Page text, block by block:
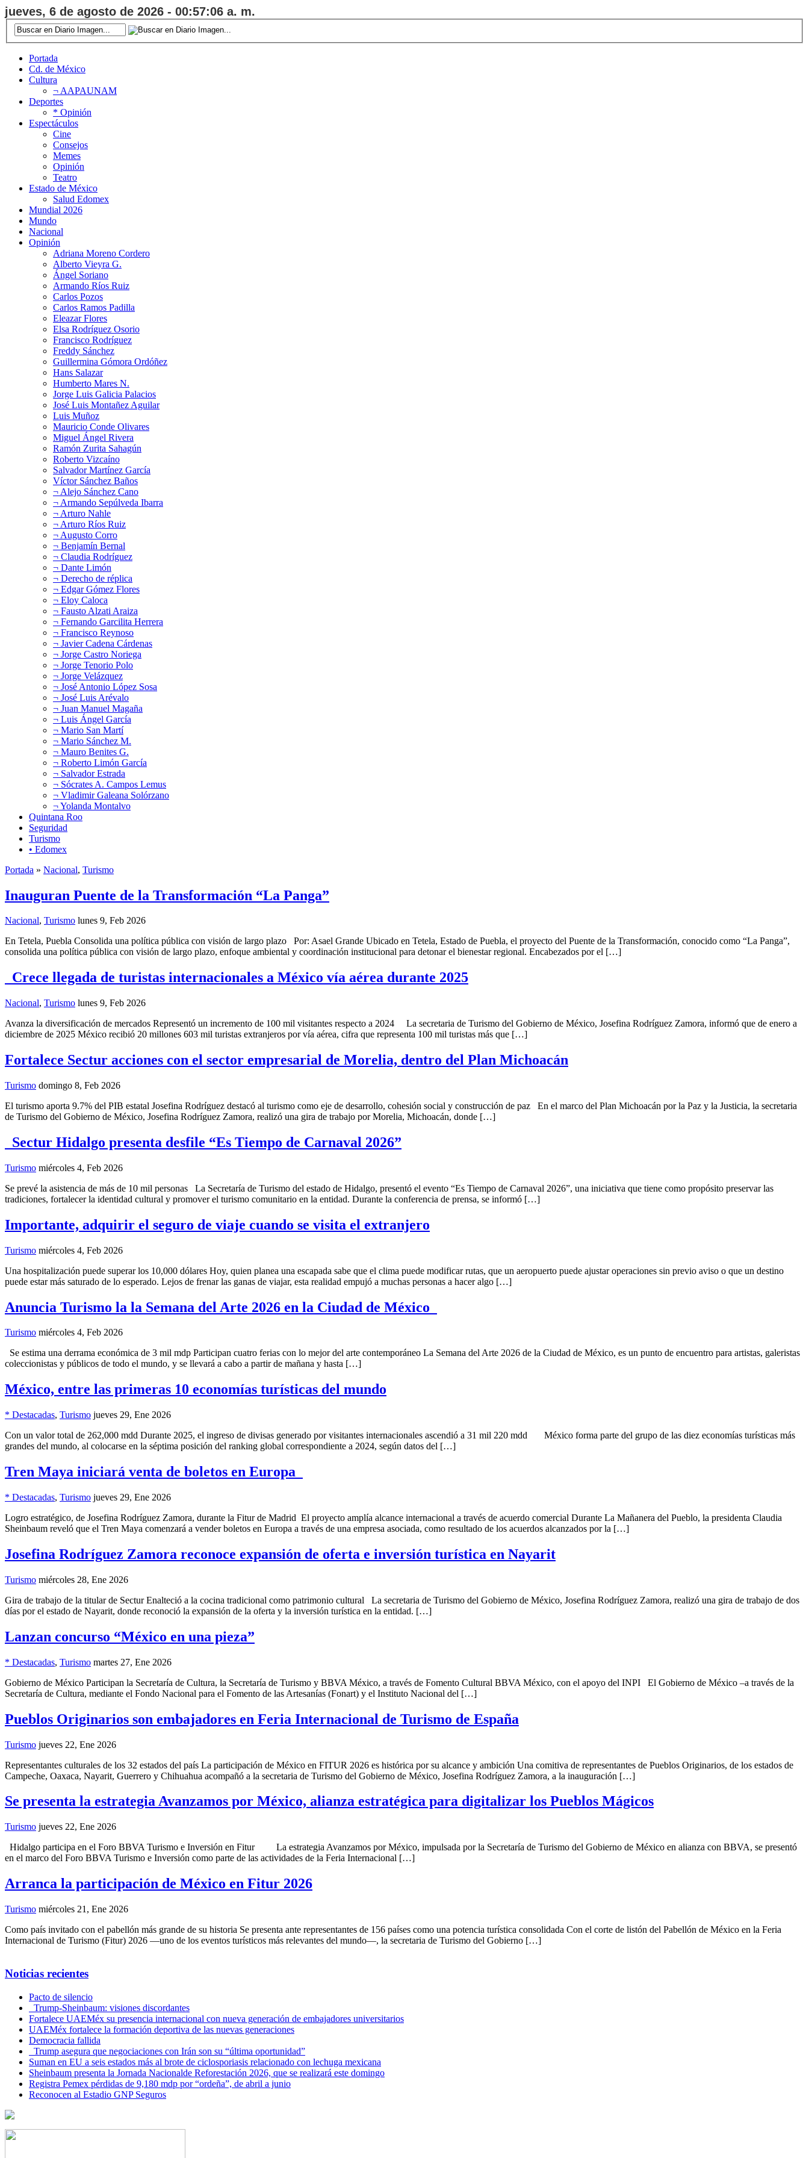
jueves, 6 de agosto de 2026 - 00:57:07 a. m.
Portada
Cd. de México
Cultura
¬ AAPAUNAM
Deportes
* Opinión
Espectáculos
Cine
Consejos
Memes
Opinión
Teatro
Estado de México
Salud Edomex
Mundial 2026
Mundo
Nacional
Opinión
Adriana Moreno Cordero
Alberto Vieyra G.
Ángel Soriano
Armando Ríos Ruiz
Carlos Pozos
Carlos Ramos Padilla
Eleazar Flores
Elsa Rodríguez Osorio
Francisco Rodríguez
Freddy Sánchez
Guillermina Gómora Ordóñez
Hans Salazar
Humberto Mares N.
Jorge Luis Galicia Palacios
José Luis Montañez Aguilar
Luis Muñoz
Mauricio Conde Olivares
Miguel Ángel Rivera
Ramón Zurita Sahagún
Roberto Vizcaíno
Salvador Martínez García
Víctor Sánchez Baños
¬ Alejo Sánchez Cano
¬ Armando Sepúlveda Ibarra
¬ Arturo Nahle
¬ Arturo Ríos Ruiz
¬ Augusto Corro
¬ Benjamín Bernal
¬ Claudia Rodríguez
¬ Dante Limón
¬ Derecho de réplica
¬ Edgar Gómez Flores
¬ Eloy Caloca
¬ Fausto Alzati Araiza
¬ Fernando Garcilita Herrera
¬ Francisco Reynoso
¬ Javier Cadena Cárdenas
¬ Jorge Castro Noriega
¬ Jorge Tenorio Polo
¬ Jorge Velázquez
¬ José Antonio López Sosa
¬ José Luis Arévalo
¬ Juan Manuel Magaña
¬ Luis Ángel García
¬ Mario San Martí
¬ Mario Sánchez M.
¬ Mauro Benites G.
¬ Roberto Limón García
¬ Salvador Estrada
¬ Sócrates A. Campos Lemus
¬ Vladimir Galeana Solórzano
¬ Yolanda Montalvo
Quintana Roo
Seguridad
Turismo
• Edomex
Portada » Nacional, Turismo
Inauguran Puente de la Transformación “La Panga”
Nacional, Turismo lunes 9, Feb 2026
En Tetela, Puebla Consolida una política pública con visión de largo plazo Por: Asael Grande Ubicado en Tetela, Estado de Puebla, el proyecto del Puente de la Transformación, conocido como “La Panga”,
consolida una política pública con visión de largo plazo, enfoque ambiental y coordinación institucional para detonar el bienestar regional. Encabezados por el […]
Crece llegada de turistas internacionales a México vía aérea durante 2025
Nacional, Turismo lunes 9, Feb 2026
Avanza la diversificación de mercados Representó un incremento de 100 mil visitantes respecto a 2024 La secretaria de Turismo del Gobierno de México, Josefina Rodríguez Zamora, informó que de enero a
diciembre de 2025 México recibió 20 millones 603 mil turistas extranjeros por vía aérea, cifra que representa 100 mil turistas más que […]
Fortalece Sectur acciones con el sector empresarial de Morelia, dentro del Plan Michoacán
Turismo domingo 8, Feb 2026
El turismo aporta 9.7% del PIB estatal Josefina Rodríguez destacó al turismo como eje de desarrollo, cohesión social y construcción de paz En el marco del Plan Michoacán por la Paz y la Justicia, la secretaria
de Turismo del Gobierno de México, Josefina Rodríguez Zamora, realizó una gira de trabajo por Morelia, Michoacán, donde […]
Sectur Hidalgo presenta desfile “Es Tiempo de Carnaval 2026”
Turismo miércoles 4, Feb 2026
Se prevé la asistencia de más de 10 mil personas La Secretaría de Turismo del estado de Hidalgo, presentó el evento “Es Tiempo de Carnaval 2026”, una iniciativa que tiene como propósito preservar las
tradiciones, fortalecer la identidad cultural y promover el turismo comunitario en la entidad. Durante la conferencia de prensa, se informó […]
Importante, adquirir el seguro de viaje cuando se visita el extranjero
Turismo miércoles 4, Feb 2026
Una hospitalización puede superar los 10,000 dólares Hoy, quien planea una escapada sabe que el clima puede modificar rutas, que un aeropuerto puede ajustar operaciones sin previo aviso o que un destino
puede estar más saturado de lo esperado. Lejos de frenar las ganas de viajar, esta realidad empujó a muchas personas a hacer algo […]
Anuncia Turismo la la Semana del Arte 2026 en la Ciudad de México
Turismo miércoles 4, Feb 2026
Se estima una derrama económica de 3 mil mdp Participan cuatro ferias con lo mejor del arte contemporáneo La Semana del Arte 2026 de la Ciudad de México, es un punto de encuentro para artistas, galeristas
coleccionistas y públicos de todo el mundo, y se llevará a cabo a partir de mañana y hasta […]
México, entre las primeras 10 economías turísticas del mundo
* Destacadas, Turismo jueves 29, Ene 2026
Con un valor total de 262,000 mdd Durante 2025, el ingreso de divisas generado por visitantes internacionales ascendió a 31 mil 220 mdd México forma parte del grupo de las diez economías turísticas más
grandes del mundo, al colocarse en la séptima posición del ranking global correspondiente a 2024, según datos del […]
Tren Maya iniciará venta de boletos en Europa
* Destacadas, Turismo jueves 29, Ene 2026
Logro estratégico, de Josefina Rodríguez Zamora, durante la Fitur de Madrid El proyecto amplía alcance internacional a través de acuerdo comercial Durante La Mañanera del Pueblo, la presidenta Claudia
Sheinbaum reveló que el Tren Maya comenzará a vender boletos en Europa a través de una empresa asociada, como resultado de los acuerdos alcanzados por la […]
Josefina Rodríguez Zamora reconoce expansión de oferta e inversión turística en Nayarit
Turismo miércoles 28, Ene 2026
Gira de trabajo de la titular de Sectur Enalteció a la cocina tradicional como patrimonio cultural La secretaria de Turismo del Gobierno de México, Josefina Rodríguez Zamora, realizó una gira de trabajo de dos
días por el estado de Nayarit, donde reconoció la expansión de la oferta y la inversión turística en la entidad. […]
Lanzan concurso “México en una pieza”
* Destacadas, Turismo martes 27, Ene 2026
Gobierno de México Participan la Secretaría de Cultura, la Secretaría de Turismo y BBVA México, a través de Fomento Cultural BBVA México, con el apoyo del INPI El Gobierno de México –a través de la
Secretaría de Cultura, mediante el Fondo Nacional para el Fomento de las Artesanías (Fonart) y el Instituto Nacional del […]
Pueblos Originarios son embajadores en Feria Internacional de Turismo de España
Turismo jueves 22, Ene 2026
Representantes culturales de los 32 estados del país La participación de México en FITUR 2026 es histórica por su alcance y ambición Una comitiva de representantes de Pueblos Originarios, de los estados de
Campeche, Oaxaca, Nayarit, Guerrero y Chihuahua acompañó a la secretaria de Turismo del Gobierno de México, Josefina Rodríguez Zamora, a la inauguración […]
Se presenta la estrategia Avanzamos por México, alianza estratégica para digitalizar los Pueblos Mágicos
Turismo jueves 22, Ene 2026
Hidalgo participa en el Foro BBVA Turismo e Inversión en Fitur La estrategia Avanzamos por México, impulsada por la Secretaría de Turismo del Gobierno de México en alianza con BBVA, se presentó
en el marco del Foro BBVA Turismo e Inversión como parte de las actividades de la Feria Internacional […]
Arranca la participación de México en Fitur 2026
Turismo miércoles 21, Ene 2026
Como país invitado con el pabellón más grande de su historia Se presenta ante representantes de 156 países como una potencia turística consolidada Con el corte de listón del Pabellón de México en la Feria
Internacional de Turismo (Fitur) 2026 —uno de los eventos turísticos más relevantes del mundo—, la secretaria de Turismo del Gobierno […]
Noticias recientes
Pacto de silencio
Trump-Sheinbaum: visiones discordantes
Fortalece UAEMéx su presencia internacional con nueva generación de embajadores universitarios
UAEMéx fortalece la formación deportiva de las nuevas generaciones
Democracia fallida
Trump asegura que negociaciones con Irán son su “última oportunidad”
Suman en EU a seis estados más al brote de ciclosporiasis relacionado con lechuga mexicana
Sheinbaum presenta la Jornada Nacionalde Reforestación 2026, que se realizará este domingo
Registra Pemex pérdidas de 9,180 mdp por “ordeña”, de abril a junio
Reconocen al Estadio GNP Seguros